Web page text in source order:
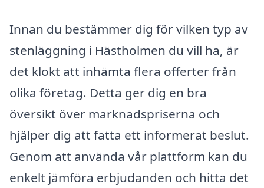
Innan du bestämmer dig för vilken typ av
stenläggning i Hästholmen du vill ha, är
det klokt att inhämta flera offerter från
olika företag. Detta ger dig en bra
översikt över marknadspriserna och
hjälper dig att fatta ett informerat beslut.
Genom att använda vår plattform kan du
enkelt jämföra erbjudanden och hitta det